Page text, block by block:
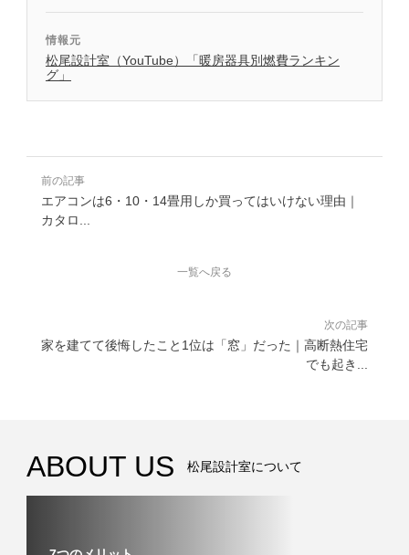
情報元
松尾設計室（YouTube）「暖房器具別燃費ランキン
グ」
前の記事
エアコンは6・10・14畳用しか買ってはいけない理由｜
カタロ...
一覧へ戻る
次の記事
家を建てて後悔したこと1位は「窓」だった｜高断熱住宅
でも起き...
ABOUT US 松尾設計室について